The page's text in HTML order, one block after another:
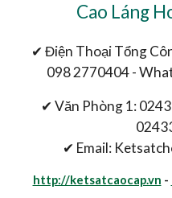
Cao Láng
✔ Điện Thoại Tổng
098 2770404 -
✔ Văn Phòng 1:
✔ Email:
http://ketsatcaocap.vn -